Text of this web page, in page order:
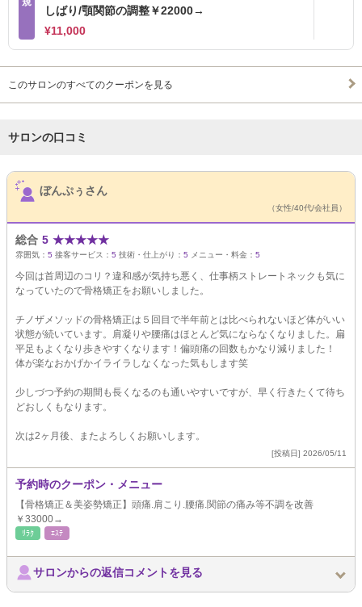
しばり/顎関節の調整￥22000→
¥11,000
このサロンのすべてのクーポンを見る
サロンの口コミ
サロンPick Up
ぼんぷぅさん
（女性/40代/会社員）
総合 5 ★★★★★
雰囲気： 5 接客サービス： 5 技術・仕上がり： 5 メニュー・料金： 5
今回は首周辺のコリ？違和感が気持ち悪く、仕事柄ストレートネックも気に
なっていたので骨格矯正をお願いしました。
チノザメソッドの骨格矯正は５回目で半年前とは比べられないほど体がいい
状態が続いています。肩凝りや腰痛はほとんど気にならなくなりました。扁
平足もよくなり歩きやすくなります！偏頭痛の回数もかなり減りました！
体が楽なおかげかイライラしなくなった気もします笑
少しづつ予約の期間も長くなるのも通いやすいですが、早く行きたくて待ち
どおしくもなります。
次は2ヶ月後、またよろしくお願いします。
[投稿日] 2026/05/11
予約時のクーポン・メニュー
【骨格矯正＆美姿勢矯正】頭痛.肩こり.腰痛.関節の痛み等不調を改善
￥33000→
ﾘﾗｸ ｴｽﾃ
サロンからの返信コメントを見る